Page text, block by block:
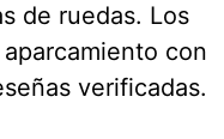
de ruedas. Los
con
verificadas.